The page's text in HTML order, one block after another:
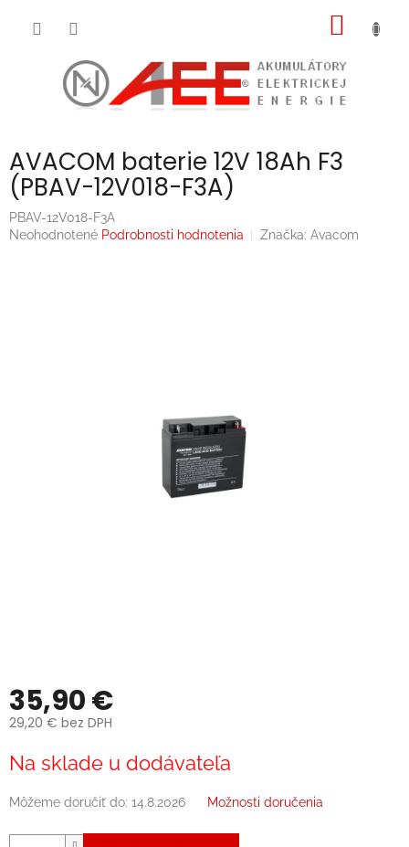
AVACOM baterie 12V 18Ah F3
(PBAV-12V018-F3A)
PBAV-12V018-F3A
Priemerné
Neohodnotené Podrobnosti hodnotenia Značka: Avacom
35,90 €
29,20 € bez DPH
cena:
Na sklade u dodávateľa
Môžeme doručiť do: 14.8.2026 Možnosti doručenia